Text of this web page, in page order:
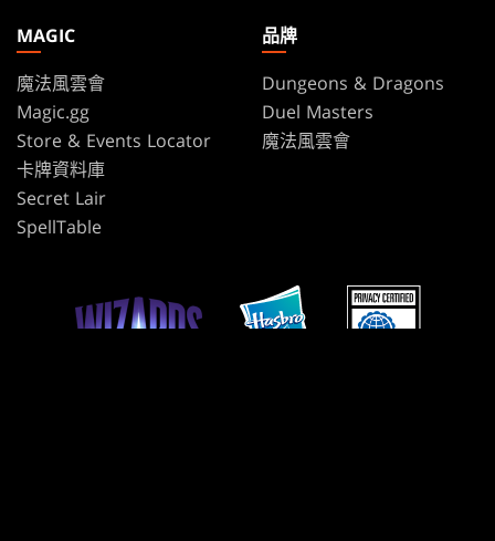
MAGIC
魔法風雲會
Magic.gg
Store & Events Locator
卡牌資料庫
Secret Lair
SpellTable
品牌
Dungeons & Dragons
Duel Masters
魔法風雲會